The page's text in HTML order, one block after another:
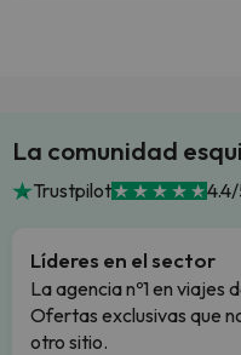
La comunidad
Trustpilot
Líderes en el sector
La agencia nº1 en viajes
Ofertas exclusivas que
otro sitio.